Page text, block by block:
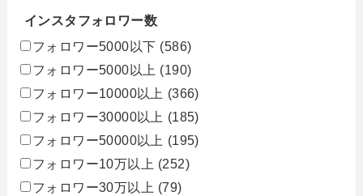
インスタフォロワー数
フォロワー5000以下 (586)
フォロワー5000以上 (190)
フォロワー10000以上 (366)
フォロワー30000以上 (185)
フォロワー50000以上 (195)
フォロワー10万以上 (252)
フォロワー30万以上 (79)